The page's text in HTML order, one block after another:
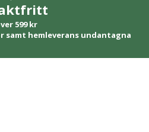
599 kr
samt hemleverans undantagna